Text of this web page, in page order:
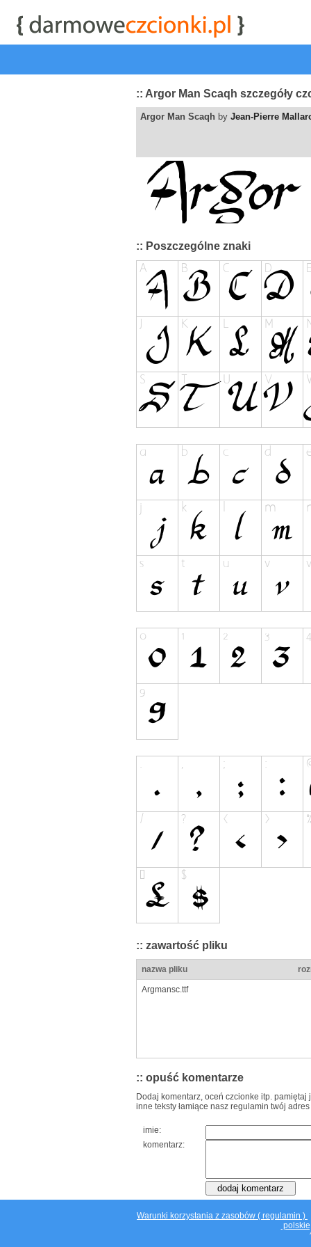
| przeglądaj najwyżej
:: Argor Man Scaqh szczegóły
Argor Man Scaqh by Jean-Pierre
:: Poszczególne znaki
:: zawartość pliku
nazwa pliku
Argmansc.ttf
:: opuść komentarze
Dodaj komentarz, oceń czcionke itp.
inne teksty łamiące nasz regulamin twój
imie:
komentarz:
Warunki korzystania z zasobów ( regulamin )